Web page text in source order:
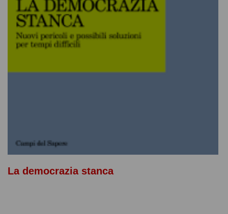
La democrazia stanca